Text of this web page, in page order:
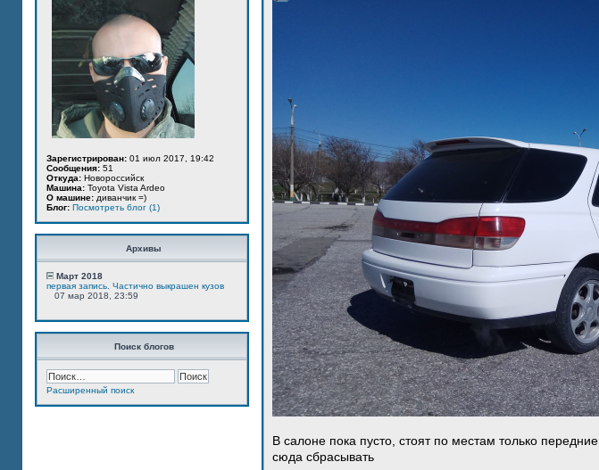
Зарегистрирован: 01 июл 2017, 19:42
Сообщения: 51
Откуда: Новороссийск
Машина: Toyota Vista Ardeo
О машине: диванчик =)
Блог: Посмотреть блог (1)
Архивы
Март 2018
первая запись. Частично выкрашен кузов
07 мар 2018, 23:59
Поиск блогов
Расширенный поиск
В салоне пока пусто, стоят по местам только
сюда сбрасывать